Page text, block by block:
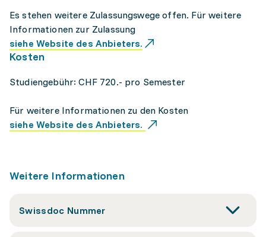
Es stehen weitere Zulassungswege offen. Für weitere
Informationen zur Zulassung
siehe Website des Anbieters.
Kosten
Studiengebühr: CHF 720.- pro Semester
Für weitere Informationen zu den Kosten
siehe Website des Anbieters.
Weitere Informationen
Swissdoc Nummer